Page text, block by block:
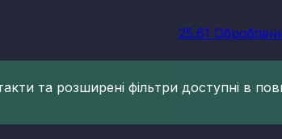
25.61
та розширені фільтри доступні в